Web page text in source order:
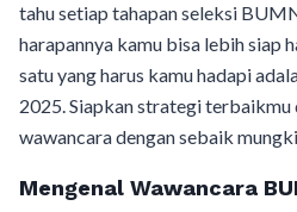
tahu setiap tahapan seleksi
harapannya kamu bisa lebih siap
satu yang harus kamu hadapi
2025. Siapkan strategi terbaikmu
wawancara dengan sebaik
Mengenal Wawancara